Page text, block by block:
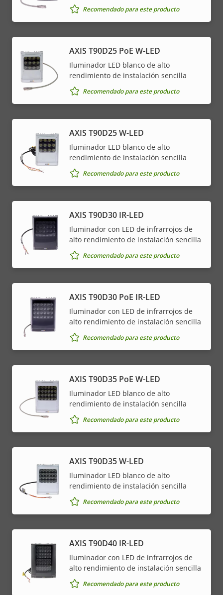
Recomendado para este producto
AXIS T90D25 PoE W-LED
Iluminador LED blanco de alto
rendimiento de instalación sencilla
Recomendado para este producto
AXIS T90D25 W-LED
Iluminador LED blanco de alto
rendimiento de instalación sencilla
Recomendado para este producto
AXIS T90D30 IR-LED
Iluminador con LED de infrarrojos de
alto rendimiento de instalación sencilla
Recomendado para este producto
AXIS T90D30 PoE IR-LED
Iluminador con LED de infrarrojos de
alto rendimiento de instalación sencilla
Recomendado para este producto
AXIS T90D35 PoE W-LED
Iluminador LED blanco de alto
rendimiento de instalación sencilla
Recomendado para este producto
AXIS T90D35 W-LED
Iluminador LED blanco de alto
rendimiento de instalación sencilla
Recomendado para este producto
AXIS T90D40 IR-LED
Iluminador con LED de infrarrojos de
alto rendimiento de instalación sencilla
Recomendado para este producto